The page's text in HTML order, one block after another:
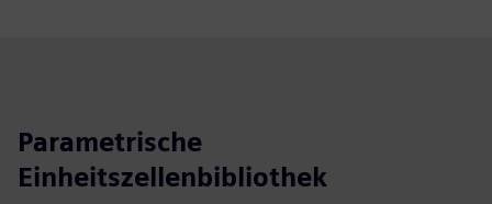
Parametrische
Einheitszellenbibliothek